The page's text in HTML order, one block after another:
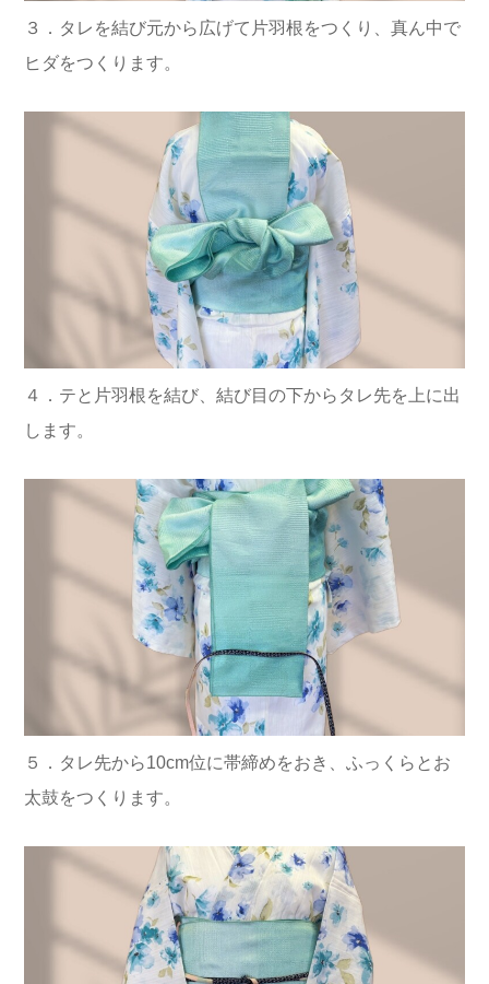
３．タレを結び元から広げて片羽根をつくり、真ん中で
ヒダをつくります。
４．テと片羽根を結び、結び目の下からタレ先を上に出
します。
５．タレ先から10cm位に帯締めをおき、ふっくらとお
太鼓をつくります。